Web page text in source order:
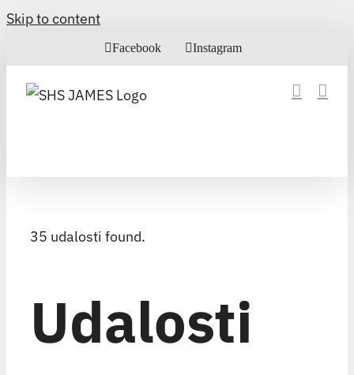
Skip to content
Facebook Instagram
35 udalosti found.
Udalosti